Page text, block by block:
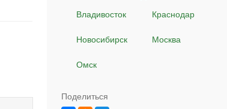
Владивосток Краснодар
Новосибирск Москва
Омск
Поделиться